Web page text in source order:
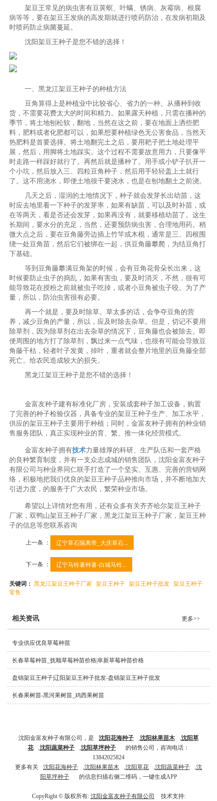
架豆王常见的病虫害有豆荚螟、叶螨、锈病、灰霉病、根腐
病等等，要在架豆王发病的高发期就进行喷药防治，在发病初期及
时喷药防止病菌蔓延。
沈阳架豆王种子是您不错的选择！
一、黑龙江架豆王种子的种植方法
豆角算得上是种植业中比较省心、省力的一种。从播种到收
货，不需要花费太大的时间和精力。如果露天种植，只需在播种的
季节，将土地刨松软，翻地，当然在这之前，要在地面上洒些肥
料，肥料或者化肥都可以，如果想要种植绿色无公害食品，当然天
热肥料是首要选择。将土地翻完土之后，要用耙子把土地处理平
展，然后，用脚将土地踩实。这个过程不需要故意用力，只要像平
时走路一样踩好就行了。再然后就是播种了。用手或小铲子扒开一
个小坑，然后放入三、四粒豆角种子，然后用手轻轻盖上土就行
了。这不用浇水，即便土地很干要浇水，也是在刨地翻土之前浇。
几天之后，湿润的土地情况下，种子就会发芽长出幼苗，这
时应去地里看一下种子的发芽率，如果有缺苗，可以及时补苗，或
在等两天，看是否还会发芽，如果再没有，就要移植幼苗了。这生
长期间，要水分的充足，当然，还要预防病虫害，合理地用药。稍
微大点之后，要在豆角藤旁边插上竹竿或木棍，通常是三、四根围
绕一处豆角苗，然后它们被绑在一起，供豆角藤攀爬，为结豆角打
下基础。
等到豆角藤攀满豆角架的时候，会有豆角花骨朵长出来，这
时候要防止虫子的捣乱，如果有害虫，要及时消灭，不然，很有可
能导致花在授粉之前就被虫子吃掉，或者小豆角被虫子咬。为了产
量，所以，防治虫害很有必要。
再一个就是，要及时除草。草太多的话，会争夺豆角的营
养，减少豆角的产量，所以，应及时除去杂草。但是，切记不要用
除草剂，因为除草剂在出去杂草的情况下，豆角藤也会被除去。即
便周围的地方打了除草剂，飘过来一点气味，也很有可能会导致豆
角藤干枯，轻者叶子发黄，掉叶，重者就会整片地里的豆角藤全部
死亡。给农民造成较大的损失。
黑龙江架豆王种子是您不错的选择！
金富友种子建有标准化厂房，安装成套种子加工设备，购置
了完善的种子检验仪器，具备专业的架豆王种子生产、加工水平，
供应的架豆王种子主要用于种植；同时，金富友种子拥有的种业销
售服务团队，真正实现种业的育、繁、推一体化经营模式。
金富友种子拥有技术力量雄厚的科研、生产队伍和一套严格
的良种繁育制度，并有一支众志成城的销售团队，沈阳金富友种子
有限公司与种业界同仁联手打造了一个坚实、互惠、完善的营销网
络，积极地把我们优良的架豆王种子品种推向市场，并不断地加大
引进力度，的服务于广大农民，繁荣种业市场。
希望以上详情对您有用，还有众多有关齐齐哈尔架豆王种子
厂家，双鸭山架豆王种子厂家，黑龙江架豆王种子厂家，架豆王种
子的信息等您联系咨询
上一条 ： 辽宁草石隔离带_大庆草石...
下一条 ： 辽宁马铃薯种薯-白城马铃...
关键词：黑龙江架豆王种子厂家 架豆王种子 架豆王种子批发 架豆王种子
零售
相关资讯 更多>>
专业供应优良草莓种苗
长春草莓种苗_抚顺草莓种苗价格|阜新草莓种苗价格
盘锦架豆王种子|辽阳架豆王种子批发-盘锦架豆王种子批发
长春果树苗-黑河果树苗_鸡西果树苗
沈阳金富友种子有限公司，是 沈阳花海种子 ,沈阳林果苗木 ,沈阳草
花
,沈阳蔬菜种子 ,沈阳草坪种子
的销售公司，咨询电话：
13842025824
更多有关
沈阳花海种子 ,沈阳林果苗木 ,沈阳草花 ,沈阳蔬菜种子 ,沈
阳草坪种子
的信息扫描右侧二维码，一键生成APP
CopyRight © 版权所有: 沈阳金富友种子有限公司 技术支持: